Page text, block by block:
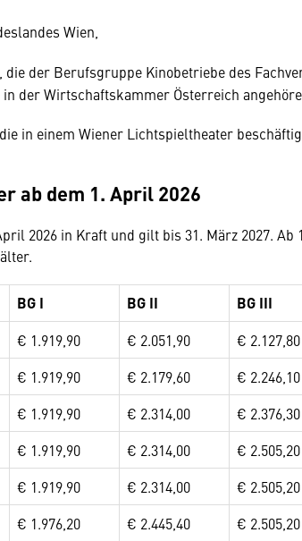
Wien,
der Berufsgruppe Kinobetriebe des
der Wirtschaftskammer Österreich
in einem Wiener Lichtspieltheater
ab dem 1. April 2026
2026 in Kraft und gilt bis 31. März 2027. Ab
BG I BG II BG III
€ 1.919,90 € 2.051,90 € 2.127,80
€ 1.919,90 € 2.179,60 € 2.246,10
€ 1.919,90 € 2.314,00 € 2.376,30
€ 1.919,90 € 2.314,00 € 2.505,20
€ 1.919,90 € 2.314,00 € 2.505,20
€ 1.976,20 € 2.445,40 € 2.505,20